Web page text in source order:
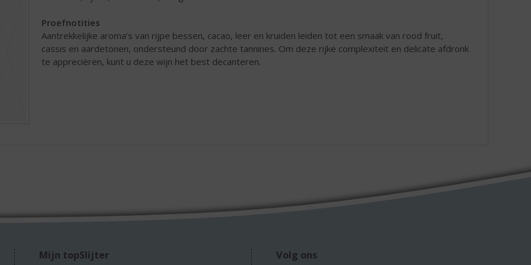
Proefnotities
Aantrekkelijke aroma’s van rijpe bessen, cacao, leer en kruiden leiden tot een smaak van rood fruit,
cassis en aardetonen, ondersteund door zachte tannines. Om deze rijke complexiteit en delicate afdronk
te appreciëren, kunt u deze wijn het best decanteren.
Mijn topSlijter Volg ons